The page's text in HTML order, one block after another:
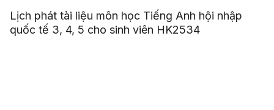
Lịch phát tài liệu môn học Tiếng Anh hội nhập
quốc tế 3, 4, 5 cho sinh viên HK2534